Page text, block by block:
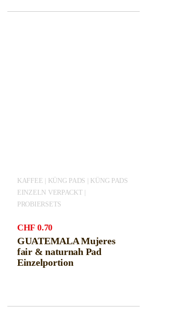
KAFFEE | KÜNG PADS | KÜNG PADS
EINZELN VERPACKT |
PROBIERSETS
CHF 0.70
GUATEMALA Mujeres
fair & naturnah Pad
Einzelportion